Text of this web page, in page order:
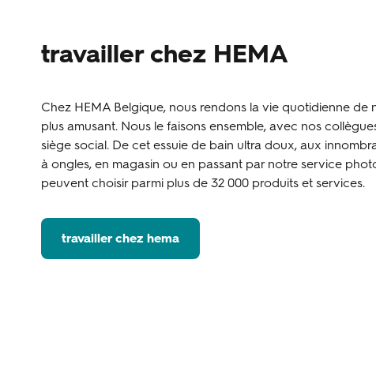
travailler chez HEMA
Chez HEMA Belgique, nous rendons la vie quotidienne de
plus amusant. Nous le faisons ensemble, avec nos
siège social. De cet essuie de bain ultra doux, aux
à ongles, en magasin ou en passant par notre service
peuvent choisir parmi plus de 32 000 produits et services.
travailler chez hema